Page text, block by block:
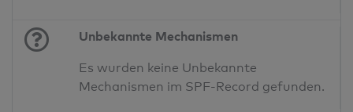
Unbekannte Mechanismen
Es wurden keine Unbekannte
Mechanismen im SPF-Record gefunden.